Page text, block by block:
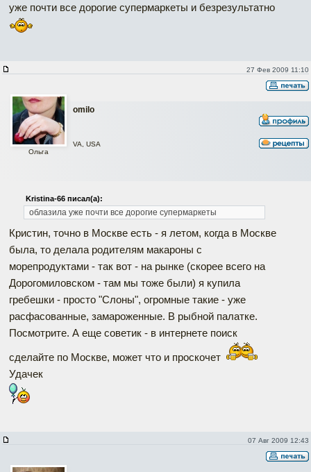
уже почти все дорогие супермаркеты и безрезультатно
27 Фев 2009 11:10
omilo
Ольга
VA, USA
Kristina-66 писал(а):
облазила уже почти все дорогие супермаркеты
Кристин, точно в Москве есть - я летом, когда в Москве
была, то делала родителям макароны с
морепродуктами - так вот - на рынке (скорее всего на
Дорогомиловском - там мы тоже были) я купила
гребешки - просто "Слоны", огромные такие - уже
расфасованные, замароженные. В рыбной палатке.
Посмотрите. А еще советик - в интернете поиск
сделайте по Москве, может что и проскочет
Удачек
07 Авг 2009 12:43